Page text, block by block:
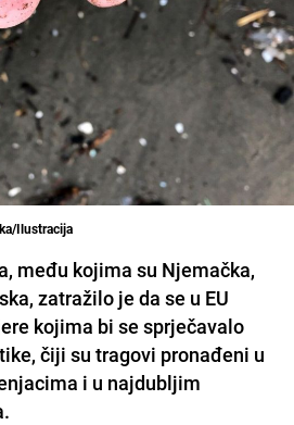
Ilustracija
među kojima su Njemačka,
zatražilo je da se u EU
kojima bi se sprječavalo
čiji su tragovi pronađeni u
i u najdubljim